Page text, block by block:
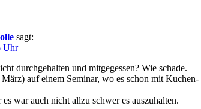
sagt:
Uhr
durchgehalten und mitgegessen? Wie schade.
auf einem Seminar, wo es schon mit
war auch nicht allzu schwer es auszuhalten.